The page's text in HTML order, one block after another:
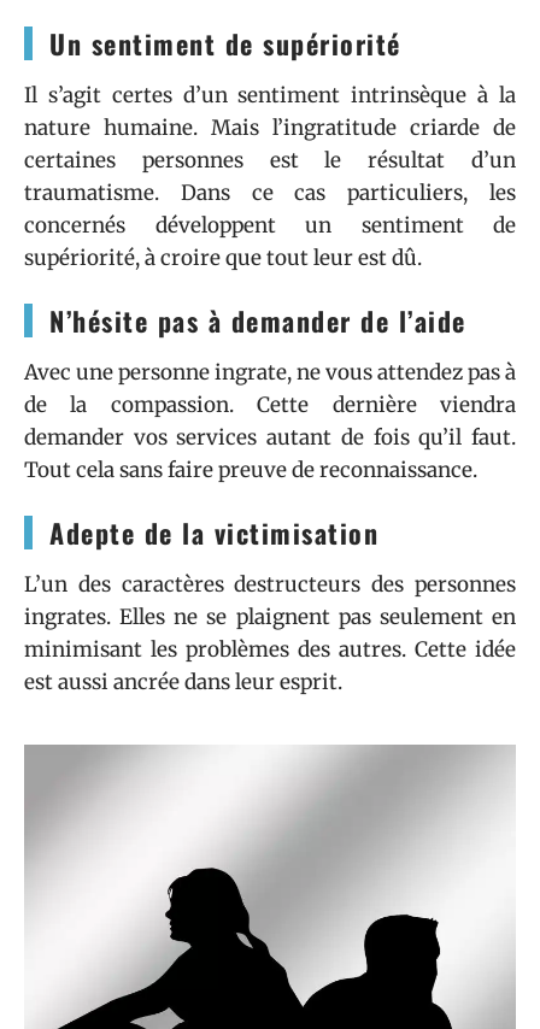
Un sentiment de supériorité
Il s’agit certes d’un sentiment intrinsèque à la
nature humaine. Mais l’ingratitude criarde de
certaines personnes est le résultat d’un
traumatisme. Dans ce cas particuliers, les
concernés développent un sentiment de
supériorité, à croire que tout leur est dû.
N’hésite pas à demander de l’aide
Avec une personne ingrate, ne vous attendez pas à
de la compassion. Cette dernière viendra
demander vos services autant de fois qu’il faut.
Tout cela sans faire preuve de reconnaissance.
Adepte de la victimisation
L’un des caractères destructeurs des personnes
ingrates. Elles ne se plaignent pas seulement en
minimisant les problèmes des autres. Cette idée
est aussi ancrée dans leur esprit.